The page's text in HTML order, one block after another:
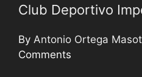
Club Deportivo
By Antonio Ortega Masot
Comments